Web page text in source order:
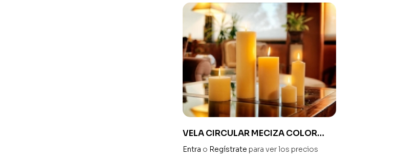
VELA CIRCULAR MECIZA COLOR
CREMA 8 X 26 CMTS
Entra o Regístrate para ver los precios